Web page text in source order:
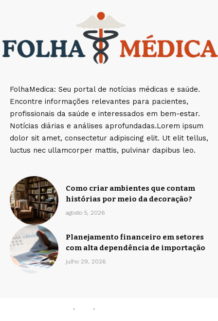
FolhaMedica: Seu portal de notícias médicas e saúde.
Encontre informações relevantes para pacientes,
profissionais da saúde e interessados em bem-estar.
Notícias diárias e análises aprofundadas.Lorem ipsum
dolor sit amet, consectetur adipiscing elit. Ut elit tellus,
luctus nec ullamcorper mattis, pulvinar dapibus leo.
Como criar ambientes que contam
histórias por meio da decoração?
agosto 5, 2026
Planejamento financeiro em setores
com alta dependência de importação
julho 29, 2026
Sobre Nós